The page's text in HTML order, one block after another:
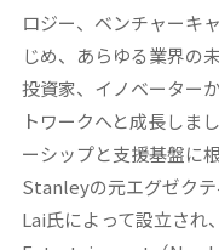
ロジー、ベンチャーキ
じめ、あらゆる業界の
投資家、イノベーター
トワークへと成長しま
ーシップと支援基盤に
Stanleyの元エグゼク
Lai氏によって設立さ